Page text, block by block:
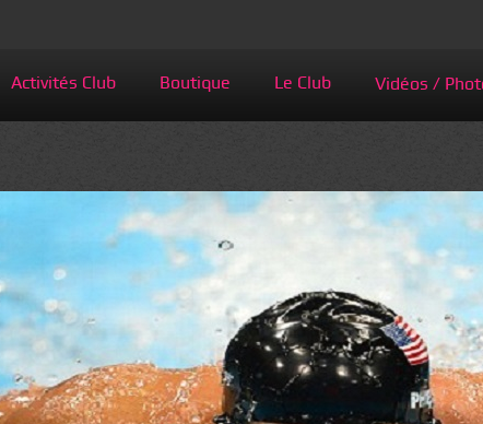
Activités Club Boutique Le Club Vidéos /